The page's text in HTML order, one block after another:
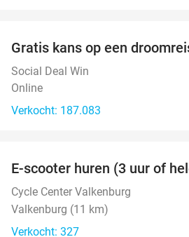
Gratis kans op een
Social Deal Win
Online
Verkocht: 187.083
E-scooter huren (3 uur of
Cycle Center Valkenburg
Valkenburg (11 km)
Verkocht: 327